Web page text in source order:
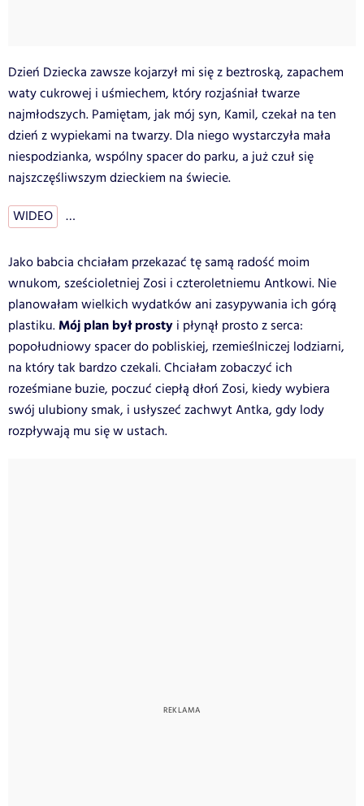
Dzień Dziecka zawsze kojarzył mi się z beztroską, zapachem
waty cukrowej i uśmiechem, który rozjaśniał twarze
najmłodszych. Pamiętam, jak mój syn, Kamil, czekał na ten
dzień z wypiekami na twarzy. Dla niego wystarczyła mała
niespodzianka, wspólny spacer do parku, a już czuł się
najszczęśliwszym dzieckiem na świecie.
WIDEO …
Jako babcia chciałam przekazać tę samą radość moim
wnukom, sześcioletniej Zosi i czteroletniemu Antkowi. Nie
planowałam wielkich wydatków ani zasypywania ich górą
plastiku.Mój plan był prosty i płynął prosto z serca:
popołudniowy spacer do pobliskiej, rzemieślniczej lodziarni,
na który tak bardzo czekali. Chciałam zobaczyć ich
roześmiane buzie, poczuć ciepłą dłoń Zosi, kiedy wybiera
swój ulubiony smak, i usłyszeć zachwyt Antka, gdy lody
rozpływają mu się w ustach.